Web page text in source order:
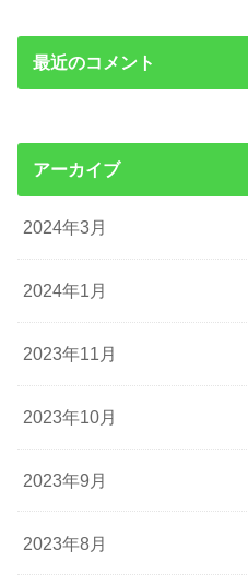
最近のコメント
アーカイブ
2024年3月
2024年1月
2023年11月
2023年10月
2023年9月
2023年8月